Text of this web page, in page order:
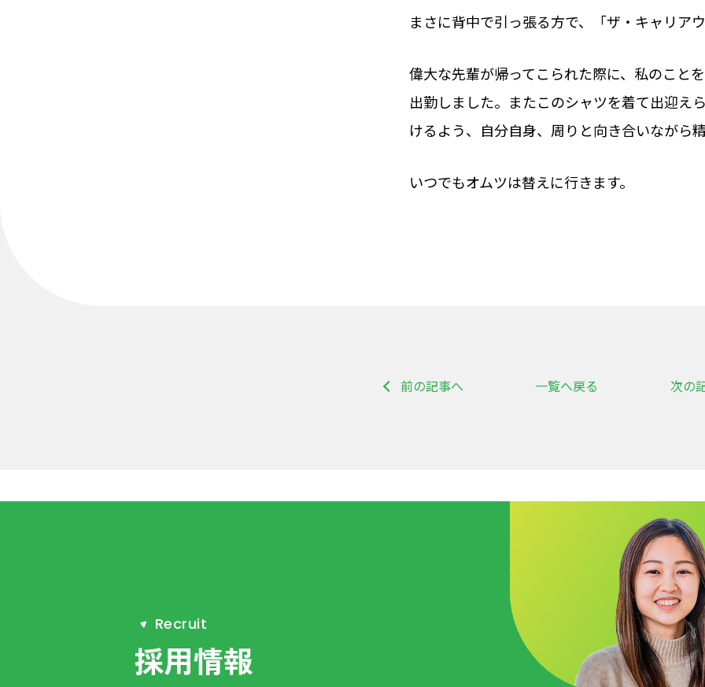
まさに背中で引っ張る方で、「ザ・キャリア
偉大な先輩が帰ってこられた際に、私のこと
出勤しました。またこのシャツを着て出迎え
けるよう、自分自身、周りと向き合いながら
いつでもオムツは替えに行きます。
前の記事へ 次の
一覧へ戻る
Recruit
採用情報